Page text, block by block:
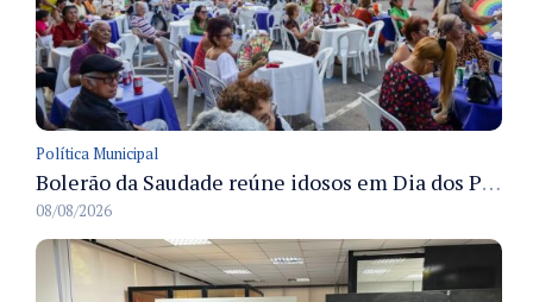
Política Municipal
Bolerão da Saudade reúne idosos em Dia dos Pais promovido pela Fundação Dr. Thomas em Manaus
08/08/2026